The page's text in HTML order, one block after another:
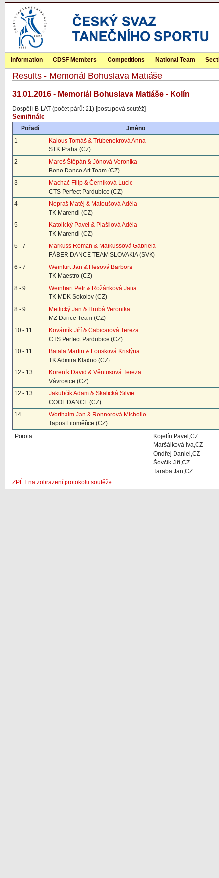
Information CDSF Members Competitions National Team
Results - Memoriál Bohuslava Matiáše
31.01.2016 - Memoriál Bohuslava Matiáše - Kolín
Dospělí-B-LAT (počet párů: 21) [postupová soutěž]
Semifinále
Pořadí
Jméno
1
Kalous Tomáš & Trübenekrová Anna
STK Praha (CZ)
2
Mareš Štěpán & Jónová Veronika
Bene Dance Art Team (CZ)
3
Machač Filip & Černíková Lucie
CTS Perfect Pardubice (CZ)
4
Nepraš Matěj & Matoušová Adéla
TK Marendi (CZ)
5
Katolický Pavel & Plašilová Adéla
TK Marendi (CZ)
6 - 7
Markuss Roman & Markussová Gabriela
FÁBER DANCE TEAM SLOVAKIA (SVK)
6 - 7
Weinfurt Jan & Hesová Barbora
TK Maestro (CZ)
8 - 9
Weinhart Petr & Rožánková Jana
TK MDK Sokolov (CZ)
8 - 9
Metlický Jan & Hrubá Veronika
MZ Dance Team (CZ)
10 - 11
Kovárník Jiří & Cabicarová Tereza
CTS Perfect Pardubice (CZ)
10 - 11
Batala Martin & Fousková Kristýna
TK Admira Kladno (CZ)
12 - 13
Koreník David & Věntusová Tereza
Vávrovice (CZ)
12 - 13
Jakubčík Adam & Skalická Silvie
COOL DANCE (CZ)
14
Werthaim Jan & Rennerová Michelle
Tapos Litoměřice (CZ)
Porota:
Kojetín Pavel,CZ
Maršálková Iva,CZ
Ondřej Daniel,CZ
Ševčík Jiří,CZ
Taraba Jan,CZ
ZPĚT na zobrazení protokolu soutěže